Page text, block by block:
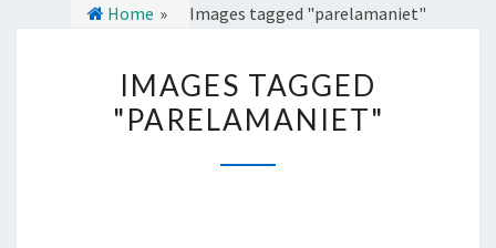
Home » Images tagged "parelamaniet"
M
A
IMAGES TAGGED
"PARELAMANIET"